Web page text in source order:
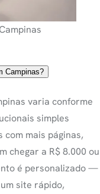
Campinas?
varia conforme
simples
mais páginas,
chegar a R$ 8.000 ou
é personalizado —
site rápido,